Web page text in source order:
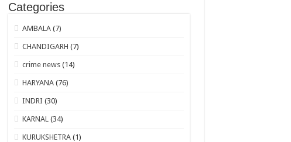
Categories
AMBALA (7)
CHANDIGARH (7)
crime news (14)
HARYANA (76)
INDRI (30)
KARNAL (34)
KURUKSHETRA (1)